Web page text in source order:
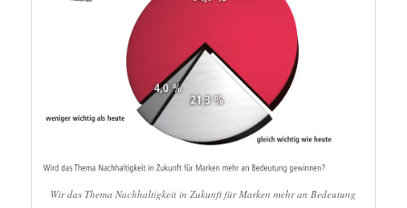
Wir das Thema Nachhaltigkeit in Zukunft für Marken mehr an Bedeutung